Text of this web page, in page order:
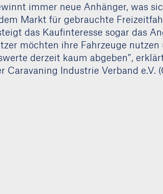
immer neue Anhänger, was
Markt für gebrauchte
das Kaufinteresse sogar das
möchten ihre Fahrzeuge
derzeit kaum abgeben”,
Caravaning Industrie Verband e.V.